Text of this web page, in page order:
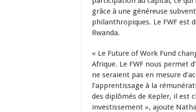
grâce à une généreuse
philanthropiques. Le FWF est
Rwanda.
« Le Future of Work Fund
Afrique. Le FWF nous permet
ne seraient pas en mesure
l’apprentissage à la
des diplômés de Kepler, il est
investissement », ajoute